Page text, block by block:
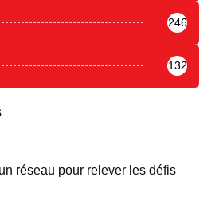
246
132
réseau pour relever les défis